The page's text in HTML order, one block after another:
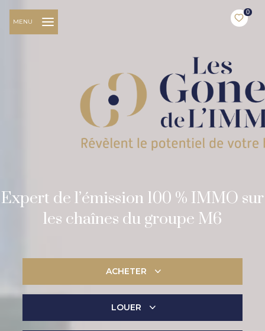
0
MENU
Expert de l’émission 100 % IMMO sur
les chaînes du groupe M6
ACHETER
LOUER